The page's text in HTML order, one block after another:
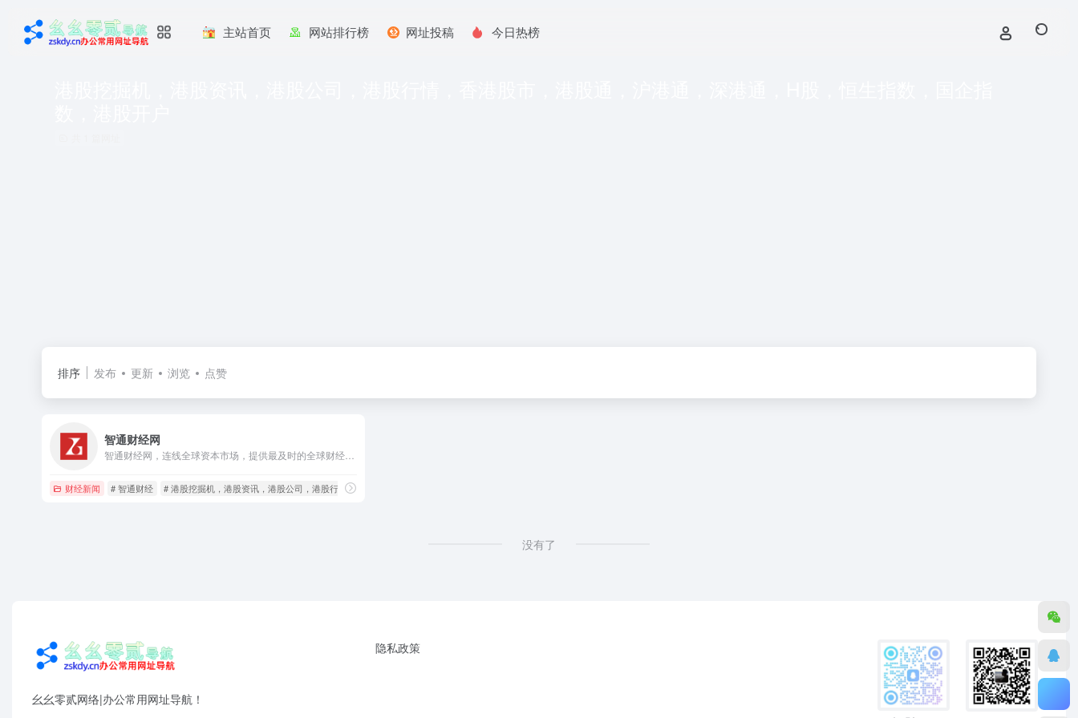
主站首页 网站排行榜 网址投稿 今日热榜
排序 发布 更新 浏览 点赞
智通财经网
财经新闻 # 智通财经 # 港股挖掘机，港股资讯，港股公司，港股行情，香港股市，港股通，沪港通，深港通，H股，恒生指数，国企指数，港股开户
没有了
幺幺零贰网络|办公常用网址导航！
隐私政策